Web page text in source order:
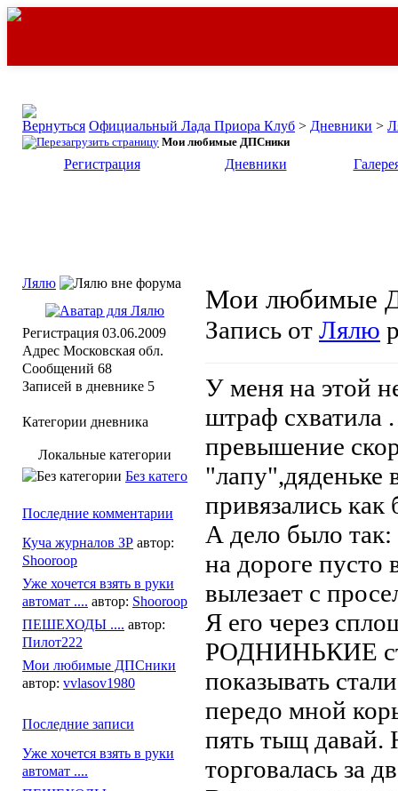
Официальный Лада Приора Клуб > Дневники >
Мои любимые ДПСники
Регистрация Дневники
Мои любимые
Запись от Лялю
У меня на этой
штраф схватила
превышение
"лапу",дяденьке
привязались
А дело было
на дороге пусто
вылезает с
Я его через
РОДНИНЬКИЕ
показывать
передо мной
пять тыщ давай.
торговалась за
Лялю
Регистрация 03.06.2009
Адрес Московская обл.
Сообщений 68
Записей в дневнике 5
Категории дневника
Локальные категории
Без категории
Последние комментарии
Куча журналов ЗР автор:
Shooroop
Уже хочется взять в руки
автомат .... автор: Shooroop
ПЕШЕХОДЫ .... автор:
Пилот222
Мои любимые ДПСники
автор: vvlasov1980
Последние записи
Уже хочется взять в руки
автомат ....